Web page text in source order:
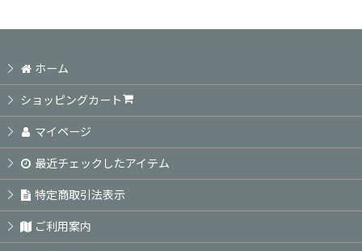
並び順:
ホーム
ショッピングカート
マイページ
最近チェックしたアイテム
特定商取引法表示
ご利用案内